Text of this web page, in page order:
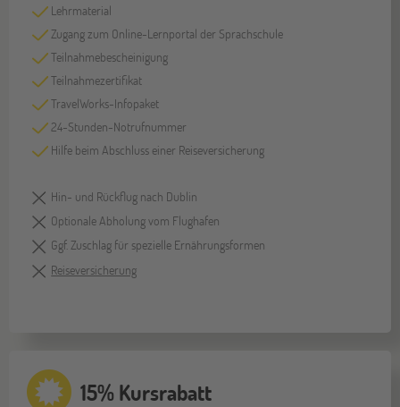
Lehrmaterial
Zugang zum Online-Lernportal der Sprachschule
Teilnahmebescheinigung
Teilnahmezertifikat
TravelWorks-Infopaket
24-Stunden-Notrufnummer
Hilfe beim Abschluss einer Reiseversicherung
Hin- und Rückflug nach Dublin
Optionale Abholung vom Flughafen
Ggf. Zuschlag für spezielle Ernährungsformen
Reiseversicherung
15% Kursrabatt